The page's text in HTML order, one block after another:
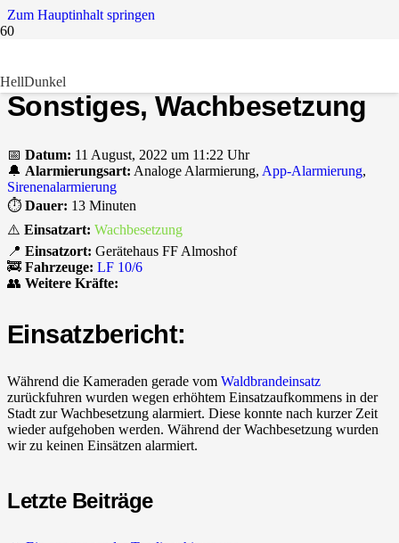
Zum Hauptinhalt springen
HellDunkel
Sonstiges, Wachbesetzung
📅 Datum: 11 August, 2022 um 11:22 Uhr
🔔 Alarmierungsart: Analoge Alarmierung, App-Alarmierung,
Sirenenalarmierung
⏱️ Dauer: 13 Minuten
⚠️ Einsatzart: Wachbesetzung
📍 Einsatzort: Gerätehaus FF Almoshof
🚒 Fahrzeuge: LF 10/6
👥 Weitere Kräfte:
Einsatzbericht:
Während die Kameraden gerade vom Waldbrandeinsatz
zurückfuhren wurden wegen erhöhtem Einsatzaufkommens in der
Stadt zur Wachbesetzung alarmiert. Diese konnte nach kurzer Zeit
wieder aufgehoben werden. Während der Wachbesetzung wurden
wir zu keinen Einsätzen alarmiert.
Letzte Beiträge